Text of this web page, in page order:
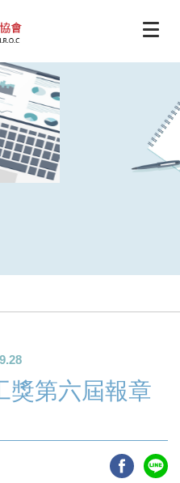
獎第六屆報章